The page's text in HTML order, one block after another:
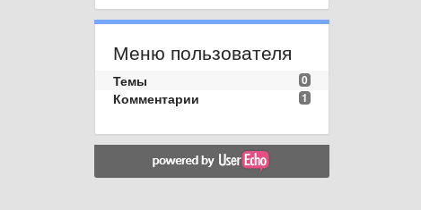
Меню пользователя
0
Темы
1
Комментарии